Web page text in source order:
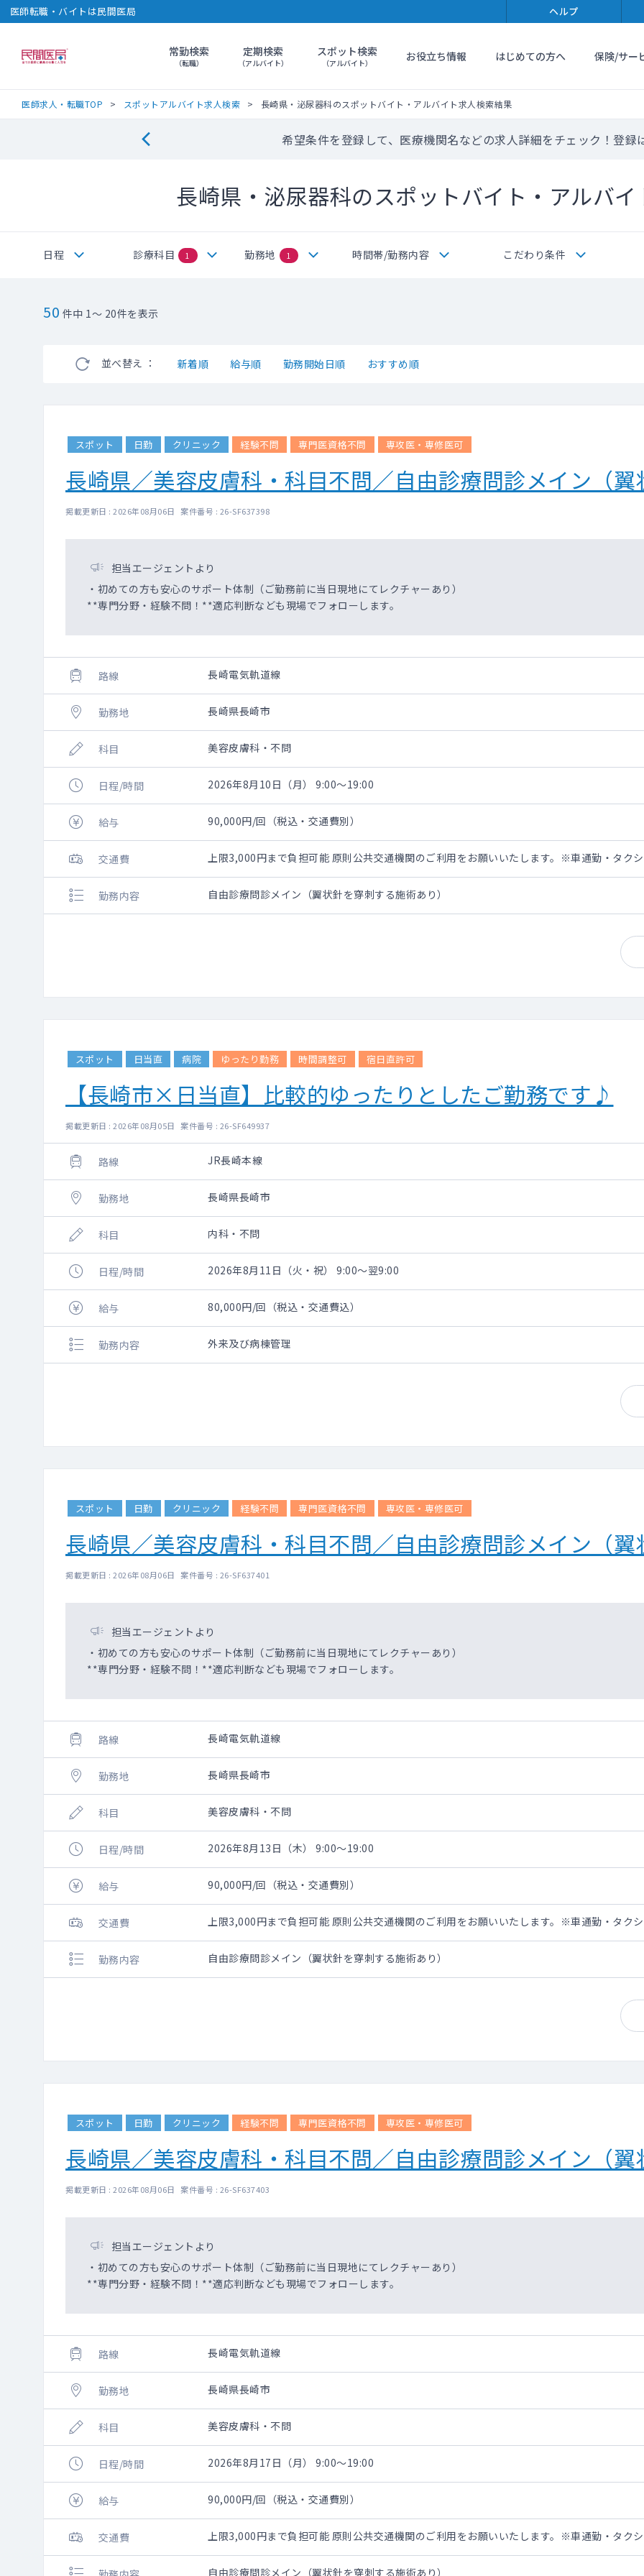
医師転職・バイトは民間医局 ヘルプ
民間医局常勤検索
（転職）
定期検索
（アルバイト）
スポット検索
（アルバイト） お役立ち情報 はじめての方へ 保険/サー
医師求人・転職TOP スポットアルバイト求人検索 長崎県・泌尿器科のスポットバイト・アルバイト求人検索結果
希望条件を登録して、医療機関名などの求人詳細をチェック！登録
長崎県・泌尿器科のスポットバイト・アルバ
日程 診療科目 1 勤務地 1 時間帯/勤務内容 こだわり条件
50 件中 1～ 20件を表示
並べ替え ： 新着順 給与順 勤務開始日順 おすすめ順
スポット 日勤 クリニック 経験不問 専門医資格不問 専攻医・専修医可
長崎県／美容皮膚科・科目不問／自由診療問診メイン（翼
掲載更新日 : 2026年08月06日 案件番号 : 26-SF637398
担当エージェントより
・初めての方も安心のサポート体制（ご勤務前に当日現地にてレクチャーあり）
**専門分野・経験不問！**適応判断なども現場でフォローします。
路線 長崎電気軌道線
勤務地 長崎県長崎市
科目 美容皮膚科・不問
日程/時間 2026年8月10日（月） 9:00～19:00
給与 90,000円/回（税込・交通費別）
交通費 上限3,000円まで負担可能 原則公共交通機関のご利用をお願いいたします。※車通勤・タク
勤務内容 自由診療問診メイン（翼状針を穿刺する施術あり）
スポット 日当直 病院 ゆったり勤務 時間調整可 宿日直許可
【長崎市×日当直】比較的ゆったりとしたご勤務です♪
掲載更新日 : 2026年08月05日 案件番号 : 26-SF649937
路線 JR長崎本線
勤務地 長崎県長崎市
科目 内科・不問
日程/時間 2026年8月11日（火・祝） 9:00～翌9:00
給与 80,000円/回（税込・交通費込）
勤務内容 外来及び病棟管理
スポット 日勤 クリニック 経験不問 専門医資格不問 専攻医・専修医可
長崎県／美容皮膚科・科目不問／自由診療問診メイン（翼
掲載更新日 : 2026年08月06日 案件番号 : 26-SF637401
担当エージェントより
・初めての方も安心のサポート体制（ご勤務前に当日現地にてレクチャーあり）
**専門分野・経験不問！**適応判断なども現場でフォローします。
路線 長崎電気軌道線
勤務地 長崎県長崎市
科目 美容皮膚科・不問
日程/時間 2026年8月13日（木） 9:00～19:00
給与 90,000円/回（税込・交通費別）
交通費 上限3,000円まで負担可能 原則公共交通機関のご利用をお願いいたします。※車通勤・タク
勤務内容 自由診療問診メイン（翼状針を穿刺する施術あり）
スポット 日勤 クリニック 経験不問 専門医資格不問 専攻医・専修医可
長崎県／美容皮膚科・科目不問／自由診療問診メイン（翼
掲載更新日 : 2026年08月06日 案件番号 : 26-SF637403
担当エージェントより
・初めての方も安心のサポート体制（ご勤務前に当日現地にてレクチャーあり）
**専門分野・経験不問！**適応判断なども現場でフォローします。
路線 長崎電気軌道線
勤務地 長崎県長崎市
科目 美容皮膚科・不問
日程/時間 2026年8月17日（月） 9:00～19:00
給与 90,000円/回（税込・交通費別）
交通費 上限3,000円まで負担可能 原則公共交通機関のご利用をお願いいたします。※車通勤・タク
自由診療問診メイン（翼状針を穿刺する施術あり）